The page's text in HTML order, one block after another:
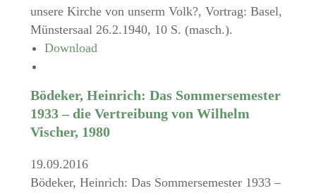
unsere Kirche von unserm Volk?, Vortrag: Basel,
Münstersaal 26.2.1940, 10 S. (masch.).
Download
Bödeker, Heinrich: Das Sommersemester
1933 – die Vertreibung von Wilhelm
Vischer, 1980
19.09.2016
Bödeker, Heinrich: Das Sommersemester 1933 –